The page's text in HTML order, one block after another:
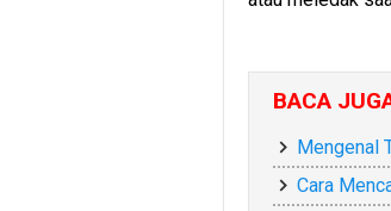
BACA
Mengenal
Cara